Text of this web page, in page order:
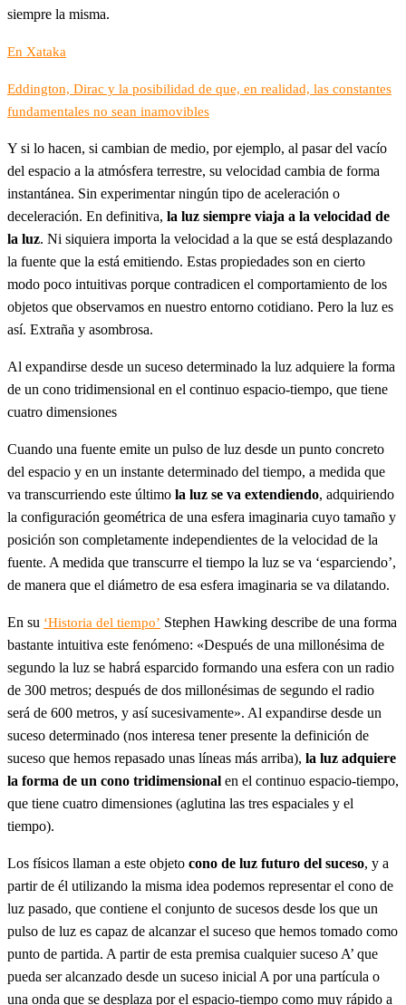
siempre la misma.
En Xataka
Eddington, Dirac y la posibilidad de que, en realidad, las constantes
fundamentales no sean inamovibles
Y si lo hacen, si cambian de medio, por ejemplo, al pasar del vacío
del espacio a la atmósfera terrestre, su velocidad cambia de forma
instantánea. Sin experimentar ningún tipo de aceleración o
deceleración. En definitiva, la luz siempre viaja a la velocidad de
la luz. Ni siquiera importa la velocidad a la que se está desplazando
la fuente que la está emitiendo. Estas propiedades son en cierto
modo poco intuitivas porque contradicen el comportamiento de los
objetos que observamos en nuestro entorno cotidiano. Pero la luz es
así. Extraña y asombrosa.
Al expandirse desde un suceso determinado la luz adquiere la forma
de un cono tridimensional en el continuo espacio-tiempo, que tiene
cuatro dimensiones
Cuando una fuente emite un pulso de luz desde un punto concreto
del espacio y en un instante determinado del tiempo, a medida que
va transcurriendo este último la luz se va extendiendo, adquiriendo
la configuración geométrica de una esfera imaginaria cuyo tamaño y
posición son completamente independientes de la velocidad de la
fuente. A medida que transcurre el tiempo la luz se va ‘esparciendo’,
de manera que el diámetro de esa esfera imaginaria se va dilatando.
En su ‘Historia del tiempo’ Stephen Hawking describe de una forma
bastante intuitiva este fenómeno: «Después de una millonésima de
segundo la luz se habrá esparcido formando una esfera con un radio
de 300 metros; después de dos millonésimas de segundo el radio
será de 600 metros, y así sucesivamente». Al expandirse desde un
suceso determinado (nos interesa tener presente la definición de
suceso que hemos repasado unas líneas más arriba), la luz adquiere
la forma de un cono tridimensional en el continuo espacio-tiempo,
que tiene cuatro dimensiones (aglutina las tres espaciales y el
tiempo).
Los físicos llaman a este objeto cono de luz futuro del suceso, y a
partir de él utilizando la misma idea podemos representar el cono de
luz pasado, que contiene el conjunto de sucesos desde los que un
pulso de luz es capaz de alcanzar el suceso que hemos tomado como
punto de partida. A partir de esta premisa cualquier suceso A’ que
pueda ser alcanzado desde un suceso inicial A por una partícula o
una onda que se desplaza por el espacio-tiempo como muy rápido a